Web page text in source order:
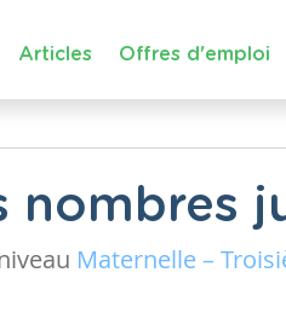
Articles Offres d'emploi
nombres
Maternelle –